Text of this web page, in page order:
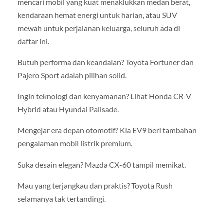
kendaraan hemat energi untuk harian, atau SUV
mewah untuk perjalanan keluarga, seluruh ada di
daftar ini.
Butuh performa dan keandalan? Toyota Fortuner dan
Pajero Sport adalah pilihan solid.
Ingin teknologi dan kenyamanan? Lihat Honda CR-V
Hybrid atau Hyundai Palisade.
Mengejar era depan otomotif? Kia EV9 beri tambahan
pengalaman mobil listrik premium.
Suka desain elegan? Mazda CX-60 tampil memikat.
Mau yang terjangkau dan praktis? Toyota Rush
selamanya tak tertandingi.